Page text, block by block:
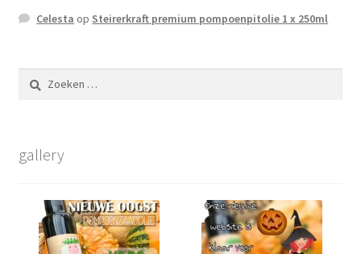
Celesta op Steirerkraft premium pompoenpitolie 1 x 250ml
naar:
gallery